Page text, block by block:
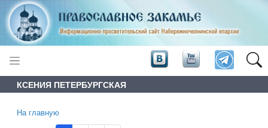
КСЕНИЯ ПЕТЕРБУРГСКАЯ
На главную